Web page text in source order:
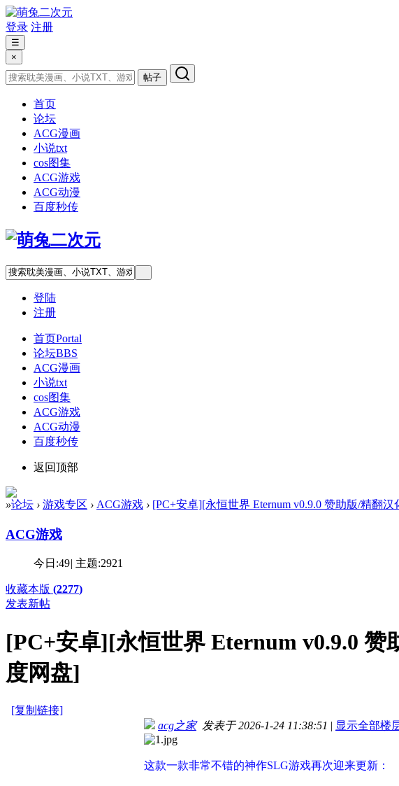
登录 注册
☰
×
帖子
首页
论坛
ACG漫画
小说txt
cos图集
ACG游戏
ACG动漫
百度秒传
登陆
注册
首页Portal
论坛BBS
ACG漫画
小说txt
cos图集
ACG游戏
ACG动漫
百度秒传
返回顶部
»论坛 › 游戏专区 › ACG游戏 › [PC+安卓][永恒世界 Eternum v0.9.0 赞助版/精翻汉
ACG游戏
今日:49| 主题:2921
收藏本版 (2277)
发表新帖
[PC+安卓][永恒世界 Eternum v0.9.0
度网盘]
[复制链接]
acg之家发表于 2026-1-24 11:38:51 | 显示全部楼
这款一款非常不错的神作SLG游戏再次迎来更新：